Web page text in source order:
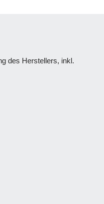
des Herstellers, inkl.